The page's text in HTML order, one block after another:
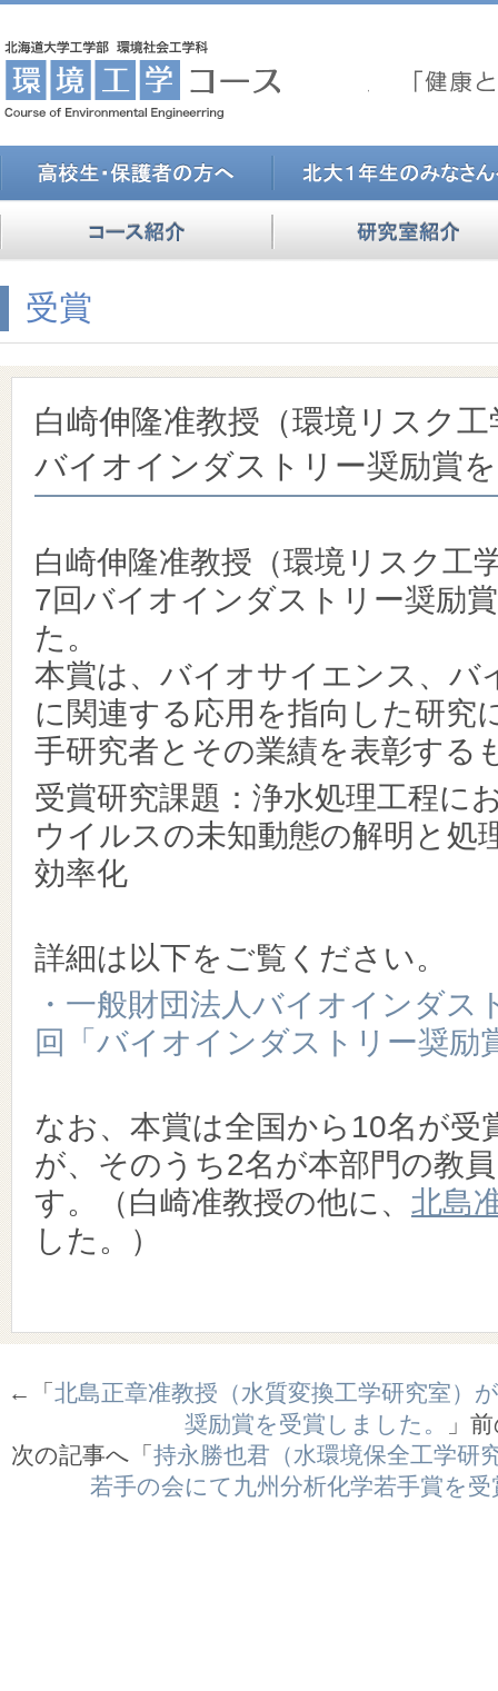
受賞
白崎伸隆准教授（環境リスク
バイオインダストリー奨励賞
白崎伸隆准教授（環境リスク工
7回バイオインダストリー奨励
た。
本賞は、バイオサイエンス、バ
に関連する応用を指向した研究
手研究者とその業績を表彰する
受賞研究課題：浄水処理工程に
ウイルスの未知動態の解明と処
効率化
詳細は以下をご覧ください。
・一般財団法人バイオインダ
回「バイオインダストリー奨励
なお、本賞は全国から10名が受
が、そのうち2名が本部門の教
す。（白崎准教授の他に、 北島
した。）
←「 北島正章准教授（水質変換工学研究室）
奨励賞を受賞しました。
」
次の記事へ「 持永勝也君（水環境保全工学研
若手の会にて九州分析化学若手賞を